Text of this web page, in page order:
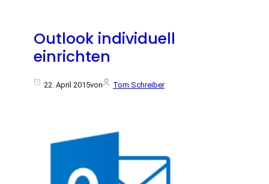
Outlook individuell
einrichten
22. April 2015von Tom Schreiber